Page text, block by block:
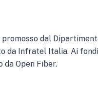
promosso dal
da Infratel Italia. Ai
Open Fiber.